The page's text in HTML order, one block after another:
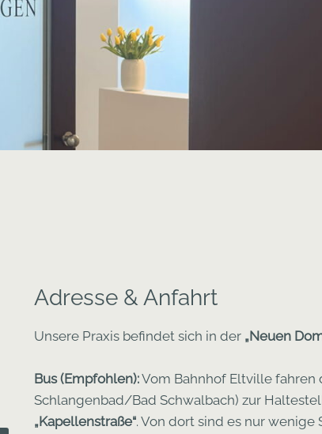
Adresse & Anfahrt
Unsere Praxis befindet sich in der „Neuen
Bus (Empfohlen):Vom Bahnhof Eltville fahren
Schlangenbad/Bad Schwalbach) zur
„Kapellenstraße“. Von dort sind es nur wenige